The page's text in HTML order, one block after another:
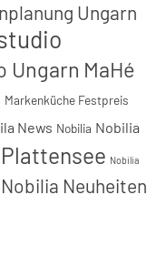
Ungarn
Ungarn MaHé
Markenküche Festpreis
News Nobilia Nobilia
Nobilia
Nobilia Neuheiten